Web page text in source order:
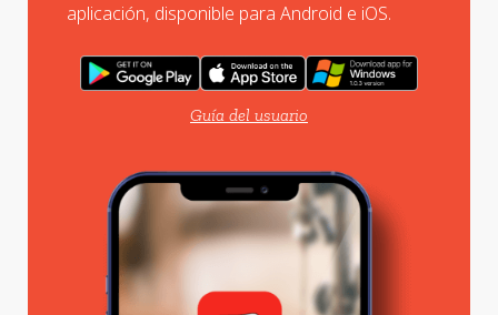
aplicación, disponible para Android e iOS.
Guía del usuario